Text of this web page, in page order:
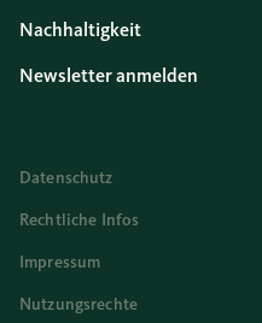
Nachhaltigkeit
Newsletter anmelden
Datenschutz
Rechtliche Infos
Impressum
Nutzungsrechte